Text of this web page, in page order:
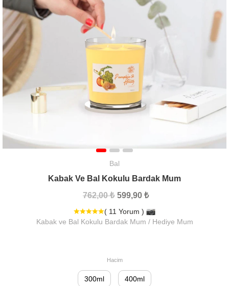
Bal
Kabak Ve Bal Kokulu Bardak Mum
762,00 ₺ 599,90 ₺
( 11 Yorum )
Kabak ve Bal Kokulu Bardak Mum / Hediye Mum
Hacim
300ml 400ml